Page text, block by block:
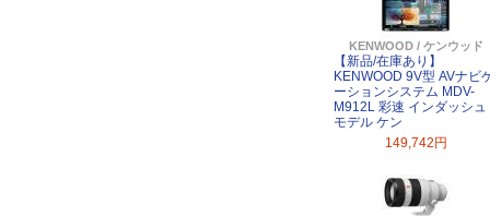
KENWOOD / ケンウッド
【新品/在庫あり】
KENWOOD 9V型 AVナビ
ーションシステム MDV-
M912L 彩速 インダッシュ
モデル ケン
149,742円